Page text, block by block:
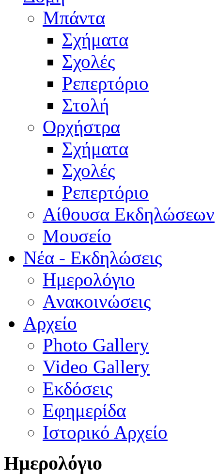
Μπάντα
Σχήματα
Σχολές
Ρεπερτόριο
Στολή
Ορχήστρα
Σχήματα
Σχολές
Ρεπερτόριο
Aίθουσα Εκδηλώσεων
Μουσείο
Νέα - Εκδηλώσεις
Ημερολόγιο
Aνακοινώσεις
Αρχείο
Photo Gallery
Video Gallery
Εκδόσεις
Εφημερίδα
Ιστορικό Αρχείο
Ημερολόγιο